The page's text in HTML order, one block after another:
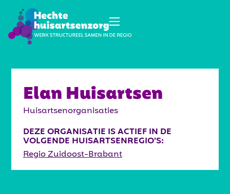
Elan Huisartsen
Huisartsenorganisaties
DEZE ORGANISATIE IS ACTIEF IN DE
VOLGENDE HUISARTSENREGIO’S:
Regio Zuidoost-Brabant